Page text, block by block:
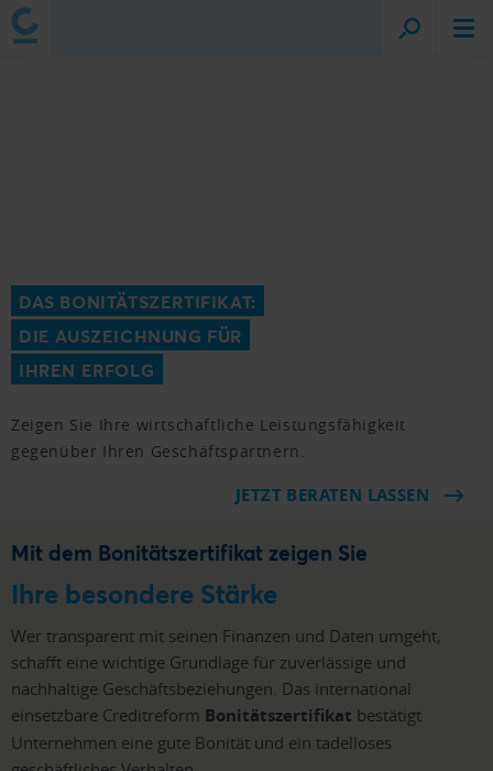
DAS BONITÄTSZERTIFIKAT:
DIE AUSZEICHNUNG FÜR
IHREN ERFOLG
Zeigen Sie Ihre wirtschaftliche Leistungsfähigkeit
gegenüber Ihren Geschäftspartnern.
JETZT BERATEN LASSEN
Mit dem Bonitätszertifikat zeigen Sie
Ihre besondere Stärke
Wer transparent mit seinen Finanzen und Daten umgeht,
schafft eine wichtige Grundlage für zuverlässige und
nachhaltige Geschäftsbeziehungen. Das international
einsetzbare Creditreform Bonitätszertifikat bestätigt
Unternehmen eine gute Bonität und ein tadelloses